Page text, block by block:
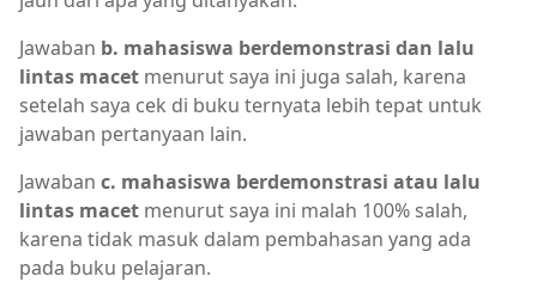
Jawaban b. mahasiswa berdemonstrasi dan lalu
lintas macet menurut saya ini juga salah, karena
setelah saya cek di buku ternyata lebih tepat untuk
jawaban pertanyaan lain.
Jawaban c. mahasiswa berdemonstrasi atau lalu
lintas macet menurut saya ini malah 100% salah,
karena tidak masuk dalam pembahasan yang ada
pada buku pelajaran.